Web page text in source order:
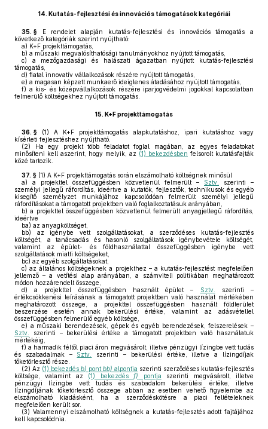
14. Kutatás-fejlesztési és innovációs támogatások kategóriái
35. § E rendelet alapján kutatás-fejlesztési és innovációs támogatás a
következő kategóriák szerint nyújtható:
a) K+F projekttámogatás,
b) a műszaki megvalósíthatósági tanulmányokhoz nyújtott támogatás,
c) a mezőgazdasági és halászati ágazatban nyújtott kutatás-fejlesztési
támogatás,
d) fiatal innovatív vállalkozások részére nyújtott támogatás,
e) a magasan képzett munkaerő ideiglenes átadásához nyújtott támogatás,
f) a kis- és középvállalkozások részére iparjogvédelmi jogokkal kapcsolatban
felmerülő költségekhez nyújtott támogatás.
15. K+F projekttámogatás
36. § (1) A K+F projekttámogatás alapkutatáshoz, ipari kutatáshoz vagy
kísérleti fejlesztéshez nyújtható.
(2) Ha egy projekt több feladatot foglal magában, az egyes feladatokat
minősíteni kell aszerint, hogy melyik, az (1) bekezdésben felsorolt kutatásfajták
közé tartozik.
37. § (1) A K+F projekttámogatás során elszámolható költségnek minősül
a) a projekttel összefüggésben közvetlenül felmerült – Sztv.
szerinti –
személyi jellegű ráfordítás, ideértve a kutatók, fejlesztők, technikusok és egyéb
kisegítő személyzet munkájához kapcsolódóan felmerült személyi jellegű
ráfordításokat a támogatott projektben való foglalkoztatásuk arányában,
b) a projekttel összefüggésben közvetlenül felmerült anyagjellegű ráfordítás,
ideértve
ba) az anyagköltséget,
bb) az igénybe vett szolgáltatásokat, a szerződéses kutatás-fejlesztés
költségét, a tanácsadás és hasonló szolgáltatások igénybevétele költségét,
valamint az épület- és földhasználattal összefüggésben igénybe vett
szolgáltatások miatti költségeket,
bc) az egyéb szolgáltatásokat,
c) az általános költségeknek a projekthez – a kutatás-fejlesztést megfelelően
jellemző – a vetítési alap arányában, a számviteli politikában meghatározott
módon hozzárendelt összege,
d) a projekttel összefüggésben használt épület – Sztv.
szerinti –
értékcsökkenési leírásának a támogatott projektben való használat mértékében
meghatározott összege, a projekttel összefüggésben használt földterület
beszerzése esetén annak bekerülési értéke, valamint az adásvétellel
összefüggésben felmerülő egyéb költsége,
e) a műszaki berendezések, gépek és egyéb berendezések, felszerelések –
Sztv.
szerinti – bekerülési értéke a támogatott projektben való használatuk
mértékéig,
f) a harmadik féltől piaci áron megvásárolt, illetve pénzügyi lízingbe vett tudás
és szabadalmak – Sztv.
szerinti – bekerülési értéke, illetve a lízingdíjak
tőketörlesztő része.
(2) Az (1) bekezdés b) pont bb) alpontja szerinti szerződéses kutatás-fejlesztés
költsége, valamint az (1) bekezdésf) pontja szerinti megvásárolt, illetve
pénzügyi lízingbe vett tudás és szabadalom bekerülési értéke, illetve
lízingdíjának tőketörlesztő összege abban az esetben vehető figyelembe az
elszámolható kiadásként, ha a szerződéskötésre a piaci feltételeknek
megfelelően került sor.
(3) Valamennyi elszámolható költségnek a kutatás-fejlesztés adott fajtájához
kell kapcsolódnia.